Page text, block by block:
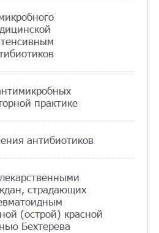
практике
антибиотиков
страдающих
(острой) красной
Бехтерева